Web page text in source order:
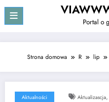
treści
Portal o
Strona domowa R lip
Aktualności Aktualizascja,